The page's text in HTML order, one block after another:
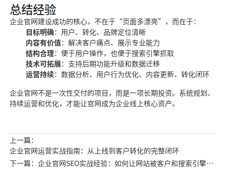
总结经验
企业官网建设成功的核心，不在于“页面多漂亮”，而在于：
目标明确：用户、转化、品牌定位清晰
内容有价值：解决客户痛点、展示专业能力
结构合理：便于用户操作，也便于搜索引擎抓取
技术可拓展：支持后期功能升级和数据迁移
运营持续：数据分析、用户行为优化、内容更新、转化闭环
企业官网不是一次性交付的项目，而是一项长期投资。系统规划、
持续运营和优化，才能让官网成为企业线上核心资产。
上一篇：
企业官网运营实战指南：从上线到客户转化的完整闭环
下一篇：企业官网SEO实战经验：如何让网站被客户和搜索引擎发